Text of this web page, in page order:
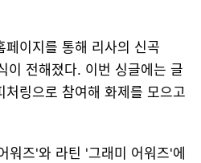
이지를 통해 리사의 신곡
전해졌다. 이번 싱글에는 글
링으로 참여해 화제를 모으고
워즈'와 라틴 '그래미 어워즈'에